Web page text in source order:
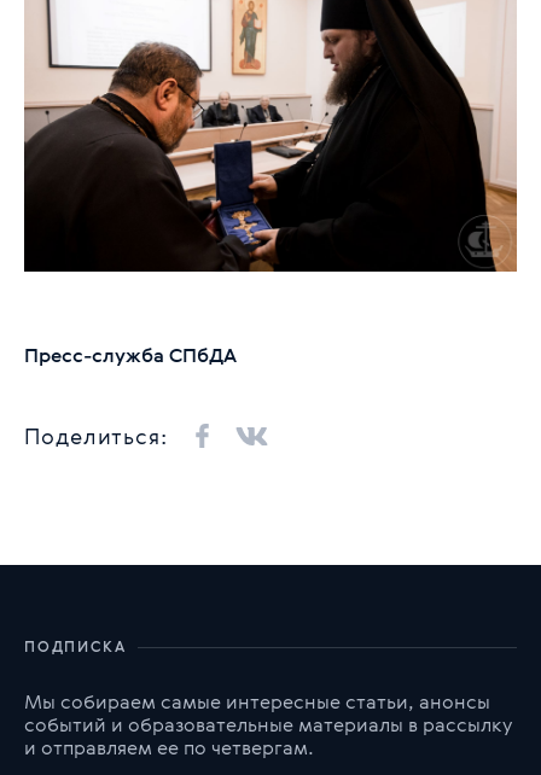
Пресс-служба СПбДА
Поделиться:
ПОДПИСКА
Мы собираем самые интересные статьи, анонсы
событий и образовательные материалы в рассылку
и отправляем ее по четвергам.